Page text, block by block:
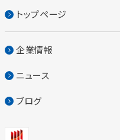
トップページ
企業情報
ニュース
ブログ